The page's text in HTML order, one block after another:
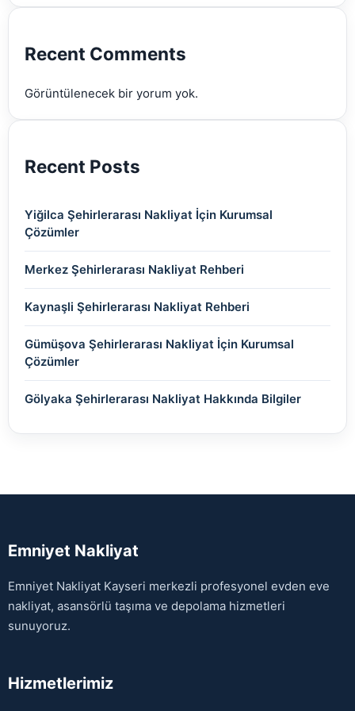
(2)(2)
(2)
Recent Comments
Görüntülenecek bir yorum yok.
Recent Posts
Yiğilca Şehirlerarası Nakliyat İçin Kurumsal
Çözümler
Merkez Şehirlerarası Nakliyat Rehberi
Kaynaşli Şehirlerarası Nakliyat Rehberi
Gümüşova Şehirlerarası Nakliyat İçin Kurumsal
Çözümler
Gölyaka Şehirlerarası Nakliyat Hakkında Bilgiler
Emniyet Nakliyat
Emniyet Nakliyat Kayseri merkezli profesyonel evden eve
nakliyat, asansörlü taşıma ve depolama hizmetleri
sunuyoruz.
Hizmetlerimiz